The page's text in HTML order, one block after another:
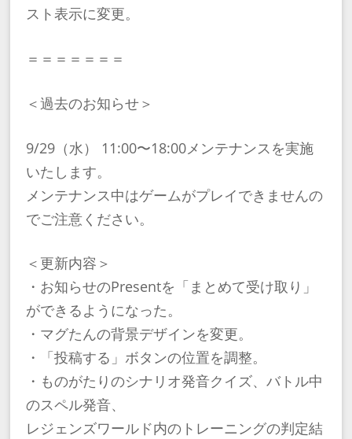
スト表示に変更。
＝＝＝＝＝＝＝
＜過去のお知らせ＞
9/29（水） 11:00〜18:00メンテナンスを実施
いたします。
メンテナンス中はゲームがプレイできませんの
でご注意ください。
＜更新内容＞
・お知らせのPresentを「まとめて受け取り」
ができるようになった。
・マグたんの背景デザインを変更。
・「投稿する」ボタンの位置を調整。
・ものがたりのシナリオ発音クイズ、バトル中
のスペル発音、
レジェンズワールド内のトレーニングの判定結